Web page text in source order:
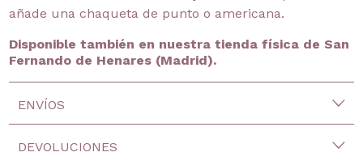
añade una chaqueta de punto o americana.
Disponible también en nuestra tienda física de San
Fernando de Henares (Madrid).
ENVÍOS
DEVOLUCIONES